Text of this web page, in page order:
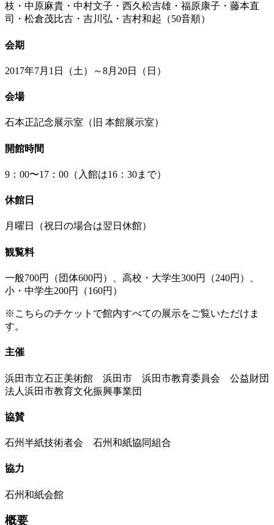
枝・中原麻貴・中村文子・西久松吉雄・福原康子・藤本直
司・松倉茂比古・吉川弘・吉村和起（50音順）
会期
2017年7月1日（土）～8月20日（日）
会場
石本正記念展示室（旧 本館展示室）
開館時間
9：00〜17：00（入館は16：30まで）
休館日
月曜日（祝日の場合は翌日休館）
観覧料
一般700円（団体600円）、高校・大学生300円（240円）、
小・中学生200円（160円）
※こちらのチケットで館内すべての展示をご覧いただけま
す。
主催
浜田市立石正美術館 浜田市 浜田市教育委員会 公益財団
法人浜田市教育文化振興事業団
協賛
石州半紙技術者会 石州和紙協同組合
協力
石州和紙会館
概要